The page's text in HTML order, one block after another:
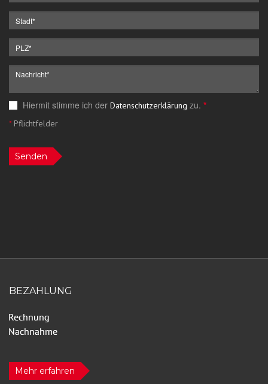
Hiermit stimme ich der Datenschutzerklärung zu. *
*Pflichtfelder
Senden
BEZAHLUNG
Mehr erfahren